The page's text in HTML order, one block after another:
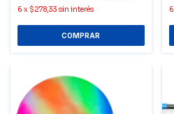
6 x $278,33 sin interés 6